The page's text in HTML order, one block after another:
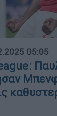
05:05